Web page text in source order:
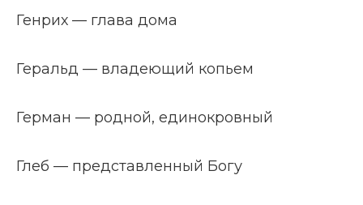
Генрих — глава дома
Геральд — владеющий копьем
Герман — родной, единокровный
Глеб — представленный Богу